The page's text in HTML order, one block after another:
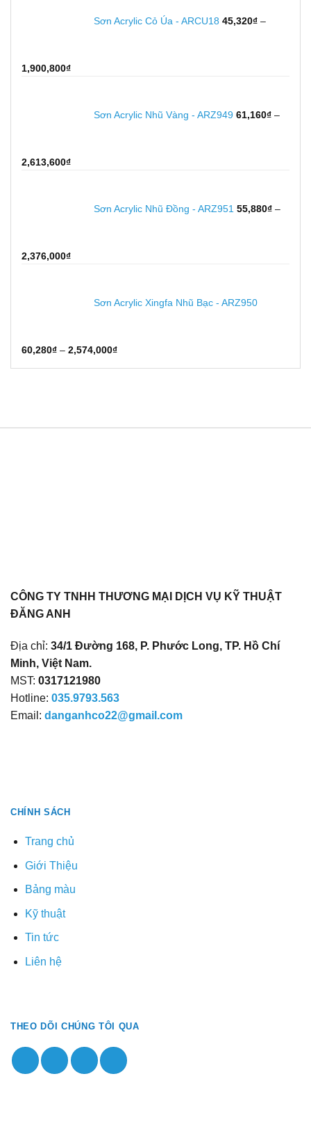
Sơn Acrylic Cỏ Úa - ARCU18 45,320₫ –
1,900,800₫Khoảng
45,320₫Sơn Acrylic Nhũ Vàng - ARZ949 61,160₫ –
2,613,600₫Khoảng
61,160₫Sơn Acrylic Nhũ Đồng - ARZ951 55,880₫ –
2,376,000₫Khoảng
55,880₫Sơn Acrylic Xingfa Nhũ Bạc - ARZ950
60,280₫ – 2,574,000₫Khoảng
2,574,000₫
CÔNG TY TNHH THƯƠNG MẠI DỊCH VỤ KỸ THUẬT
ĐĂNG ANH
Địa chỉ: 34/1 Đường 168, P. Phước Long, TP. Hồ Chí
Minh, Việt Nam.
MST: 0317121980
Hotline: 035.9793.563
Email: danganhco22@gmail.com
CHÍNH SÁCH
Trang chủ
Giới Thiệu
Bảng màu
Kỹ thuật
Tin tức
Liên hệ
THEO DÕI CHÚNG TÔI QUA